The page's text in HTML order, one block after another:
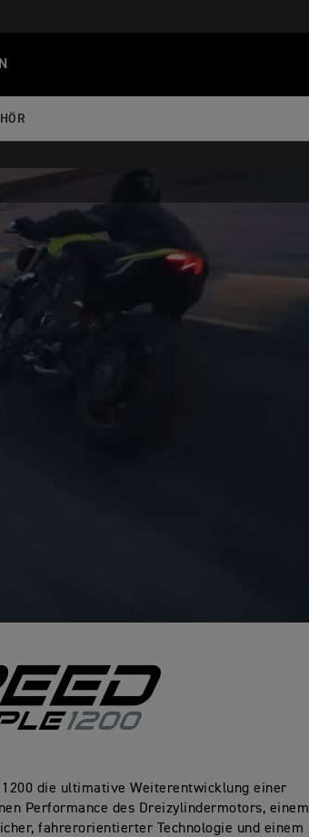
die ultimative Weiterentwicklung einer
Performance des Dreizylindermotors, einem
fahrerorientierter Technologie und einem